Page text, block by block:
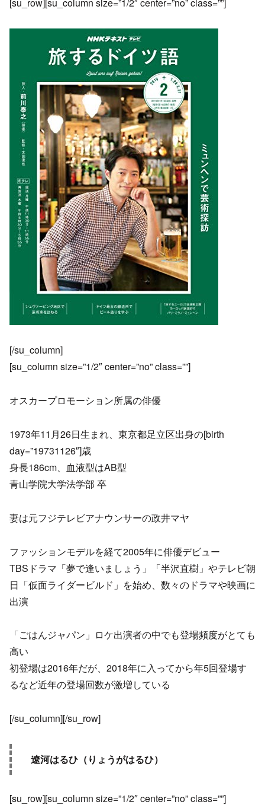
[/su_column]
[su_column size=”1/2″ center=”no” class=””]
オスカープロモーション所属の俳優
1973年11月26日生まれ、東京都足立区出身の[birth
day=”19731126″]歳
身長186cm、血液型はAB型
青山学院大学法学部 卒
妻は元フジテレビアナウンサーの政井マヤ
ファッションモデルを経て2005年に俳優デビュー
TBSドラマ「夢で逢いましょう」「半沢直樹」やテレビ朝
日「仮面ライダービルド」を始め、数々のドラマや映画に
出演
「ごはんジャパン」ロケ出演者の中でも登場頻度がとても
高い
初登場は2016年だが、2018年に入ってから年5回登場す
るなど近年の登場回数が激増している
[/su_column][/su_row]
遼河はるひ（りょうがはるひ）
[su_row][su_column size=”1/2″ center=”no” class=””]